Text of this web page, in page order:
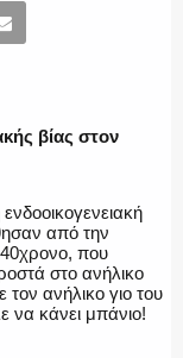
βίας στον
από την
40χρονο, που
στο ανήλικο
ανήλικο γιο του
να κάνει μπάνιο!